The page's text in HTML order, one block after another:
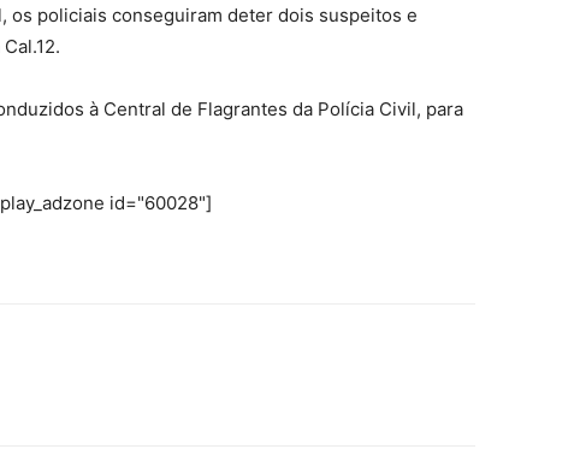
os policiais conseguiram deter dois suspeitos e
à Central de Flagrantes da Polícia Civil, para
id="60028"]